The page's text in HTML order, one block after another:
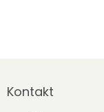
p
Kontakt